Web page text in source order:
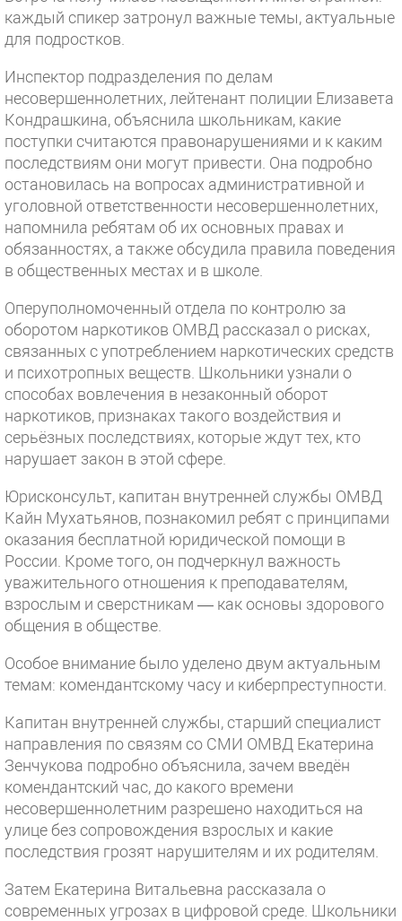
каждый спикер затронул важные темы, актуальные
для подростков.
Инспектор подразделения по делам
несовершеннолетних, лейтенант полиции Елизавета
Кондрашкина, объяснила школьникам, какие
поступки считаются правонарушениями и к каким
последствиям они могут привести. Она подробно
остановилась на вопросах административной и
уголовной ответственности несовершеннолетних,
напомнила ребятам об их основных правах и
обязанностях, а также обсудила правила поведения
в общественных местах и в школе.
Оперуполномоченный отдела по контролю за
оборотом наркотиков ОМВД рассказал о рисках,
связанных с употреблением наркотических средств
и психотропных веществ. Школьники узнали о
способах вовлечения в незаконный оборот
наркотиков, признаках такого воздействия и
серьёзных последствиях, которые ждут тех, кто
нарушает закон в этой сфере.
Юрисконсульт, капитан внутренней службы ОМВД
Кайн Мухатьянов, познакомил ребят с принципами
оказания бесплатной юридической помощи в
России. Кроме того, он подчеркнул важность
уважительного отношения к преподавателям,
взрослым и сверстникам — как основы здорового
общения в обществе.
Особое внимание было уделено двум актуальным
темам: комендантскому часу и киберпреступности.
Капитан внутренней службы, старший специалист
направления по связям со СМИ ОМВД Екатерина
Зенчукова подробно объяснила, зачем введён
комендантский час, до какого времени
несовершеннолетним разрешено находиться на
улице без сопровождения взрослых и какие
последствия грозят нарушителям и их родителям.
Затем Екатерина Витальевна рассказала о
современных угрозах в цифровой среде. Школьники